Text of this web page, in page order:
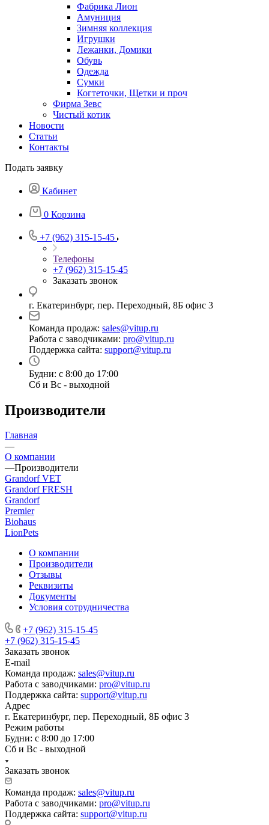
Фабрика Лион
Амуниция
Зимняя коллекция
Игрушки
Лежанки, Домики
Обувь
Одежда
Сумки
Когтеточки, Щетки и проч
Фирма Зевс
Чистый котик
Новости
Статьи
Контакты
Подать заявку
Кабинет
0 Корзина
+7 (962) 315-15-45
Телефоны
+7 (962) 315-15-45
Заказать звонок
г. Екатеринбург, пер. Переходный, 8Б офис 3
Команда продаж: sales@vitup.ru
Работа с заводчиками: pro@vitup.ru
Поддержка сайта: support@vitup.ru
Будни: с 8:00 до 17:00
Сб и Вс - выходной
Производители
Главная
—
О компании
—Производители
Grandorf VET
Grandorf FRESH
Grandorf
Premier
Biohaus
LionPets
О компании
Производители
Отзывы
Реквизиты
Документы
Условия сотрудничества
+7 (962) 315-15-45
+7 (962) 315-15-45
Заказать звонок
E-mail
Команда продаж: sales@vitup.ru
Работа с заводчиками: pro@vitup.ru
Поддержка сайта: support@vitup.ru
Адрес
г. Екатеринбург, пер. Переходный, 8Б офис 3
Режим работы
Будни: с 8:00 до 17:00
Сб и Вс - выходной
Заказать звонок
Команда продаж: sales@vitup.ru
Работа с заводчиками: pro@vitup.ru
Поддержка сайта: support@vitup.ru